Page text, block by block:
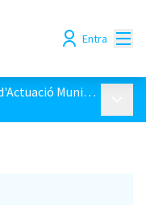
Entra
Agenda Urbana Esplugues 2030 i Pla d'Actuació Municipal 2023-2027